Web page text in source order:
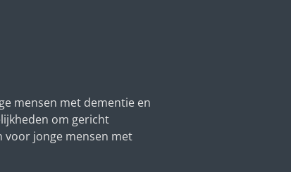
mensen met dementie en
om gericht
voor jonge mensen met